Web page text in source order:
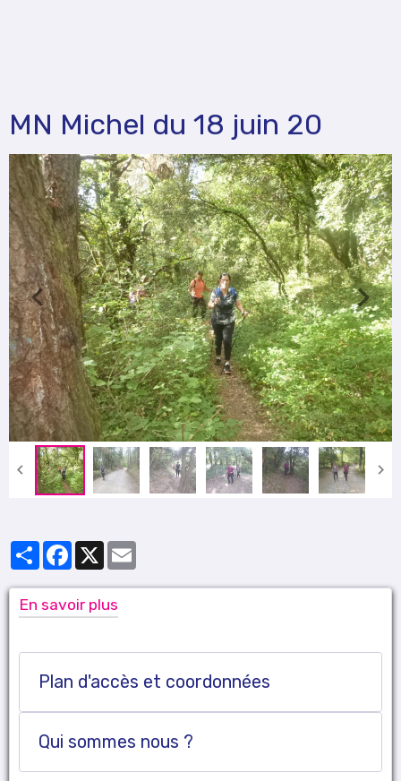
MN Michel du 18 juin 20
PartagerFacebook
En savoir plus
Plan d'accès et coordonnées
Qui sommes nous ?